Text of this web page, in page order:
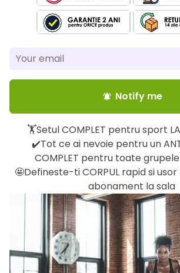
notifications_active Notify me
🏋️Setul COMPLET pentru sport LA
✔️Tot ce ai nevoie pentru un
COMPLET pentru toate
🤩Defineste-ti CORPUL rapid si
abonament la sala